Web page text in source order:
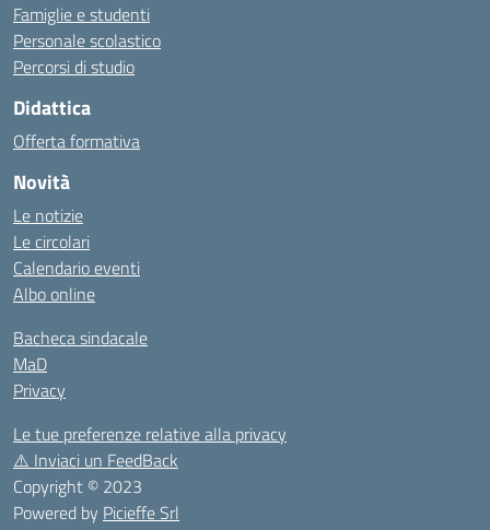
Famiglie e studenti
Personale scolastico
Percorsi di studio
Didattica
Offerta formativa
Novità
Le notizie
Le circolari
Calendario eventi
Albo online
Bacheca sindacale
MaD
Privacy
Le tue preferenze relative alla privacy
⚠️ Inviaci un FeedBack
Copyright © 2023
Powered by Picieffe Srl